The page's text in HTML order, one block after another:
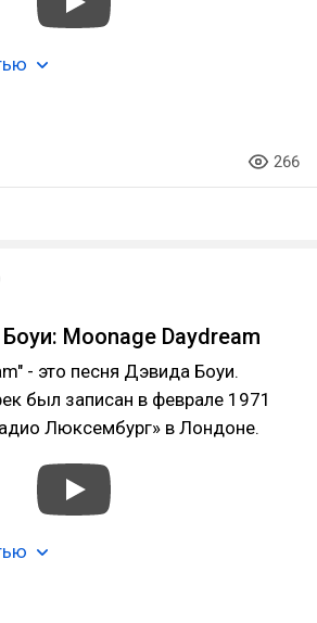
266
Moonage Daydream
- это песня Дэвида Боуи.
был записан в феврале 1971
Люксембург» в Лондоне.